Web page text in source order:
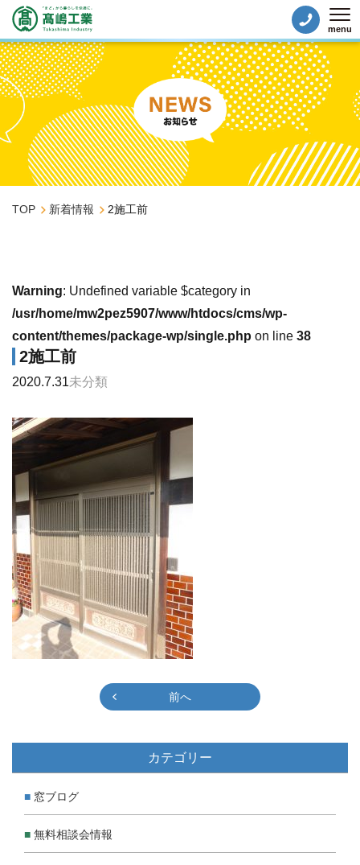
menu
TOP 新着情報 2施工前
Warning: Undefined variable $category in
/usr/home/mw2pez5907/www/htdocs/cms/wp-
content/themes/package-wp/single.php on line 38
2施工前
2020.7.31未分類
前へ
カテゴリー
窓ブログ
無料相談会情報